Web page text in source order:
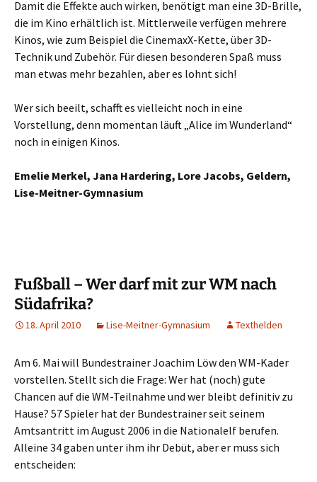
Damit die Effekte auch wirken, benötigt man eine 3D-Brille,
die im Kino erhältlich ist. Mittlerweile verfügen mehrere
Kinos, wie zum Beispiel die CinemaxX-Kette, über 3D-
Technik und Zubehör. Für diesen besonderen Spaß muss
man etwas mehr bezahlen, aber es lohnt sich!
Wer sich beeilt, schafft es vielleicht noch in eine
Vorstellung, denn momentan läuft „Alice im Wunderland“
noch in einigen Kinos.
Emelie Merkel, Jana Hardering, Lore Jacobs, Geldern,
Lise-Meitner-Gymnasium
Fußball – Wer darf mit zur WM nach
Südafrika?
18. April 2010 Lise-Meitner-Gymnasium Texthelden
Am 6. Mai will Bundestrainer Joachim Löw den WM-Kader
vorstellen. Stellt sich die Frage: Wer hat (noch) gute
Chancen auf die WM-Teilnahme und wer bleibt definitiv zu
Hause? 57 Spieler hat der Bundestrainer seit seinem
Amtsantritt im August 2006 in die Nationalelf berufen.
Alleine 34 gaben unter ihm ihr Debüt, aber er muss sich
entscheiden: